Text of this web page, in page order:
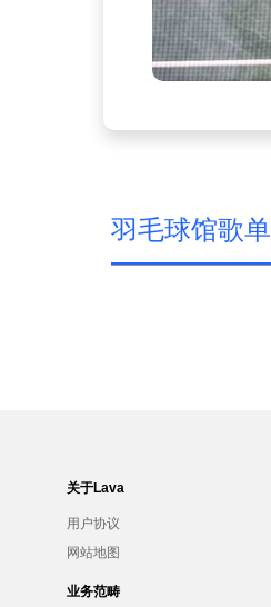
羽毛球馆歌单
关于Lava
用户协议
网站地图
业务范畴